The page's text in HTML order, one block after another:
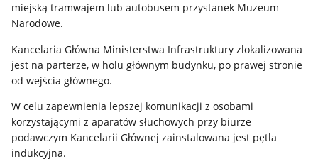
miejską tramwajem lub autobusem przystanek Muzeum
Narodowe.
Kancelaria Główna Ministerstwa Infrastruktury zlokalizowana
jest na parterze, w holu głównym budynku, po prawej stronie
od wejścia głównego.
W celu zapewnienia lepszej komunikacji z osobami
korzystającymi z aparatów słuchowych przy biurze
podawczym Kancelarii Głównej zainstalowana jest pętla
indukcyjna.